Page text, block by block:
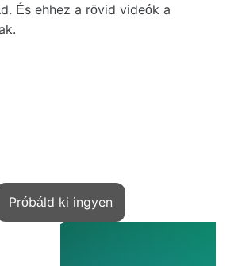
És ehhez a rövid videók a
Próbáld ki ingyen